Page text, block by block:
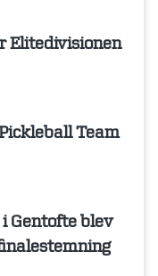
Elitedivisionen
Team
Gentofte blev